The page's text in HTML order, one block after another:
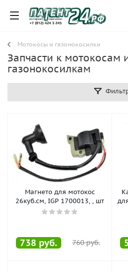
Мотокосы и газонокосилки
Запчасти к мотокосам
газонокосилкам
Магнето для мотокос
26куб.см, IGP 1700013, , шт
738 руб. 760руб.